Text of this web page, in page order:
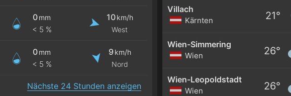
0mm
< 5 %
10 km/h
West
0mm
< 5 %
9 km/h
Nord
Nächste 24 Stunden anzeigen
Villach
Kärnten 21°
Wien-Simmering
Wien 26°
Wien-Leopoldstadt
Wien 26°